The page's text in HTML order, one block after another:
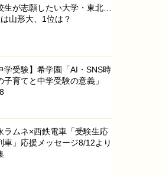
生が志願したい大学・東北…
山形大、1位は？
学受験】希学園「AI・SNS時
子育てと中学受験の意義」
ラムネ×西鉄電車「受験生応
車」応援メッセージ8/12より